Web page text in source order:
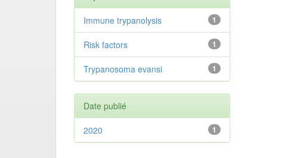
1
Immune trypanolysis
1
Risk factors
1
Trypanosoma evansi
Date publié
1
2020